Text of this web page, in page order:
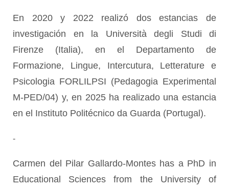
En 2020 y 2022 realizó dos estancias de
investigación en la Università degli Studi di
Firenze (Italia), en el Departamento de
Formazione, Lingue, Intercutura, Letterature e
Psicologia FORLILPSI (Pedagogia Experimental
M-PED/04) y, en 2025 ha realizado una estancia
en el Instituto Politécnico da Guarda (Portugal).
-
Carmen del Pilar Gallardo-Montes has a PhD in
Educational Sciences from the University of